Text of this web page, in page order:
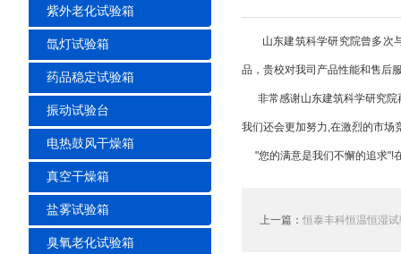
紫外老化试验箱
氙灯试验箱
药品稳定试验箱
振动试验台
电热鼓风干燥箱
真空干燥箱
盐雾试验箱
臭氧老化试验箱
山东建筑科学研究院曾多次与
品，贵校对我司产品性能和售后
非常感谢山东建筑科学研究院
我们还会更加努力,在激烈的市场
"您的满意是我们不懈的追求"!
上一篇： 恒泰丰科恒温恒湿